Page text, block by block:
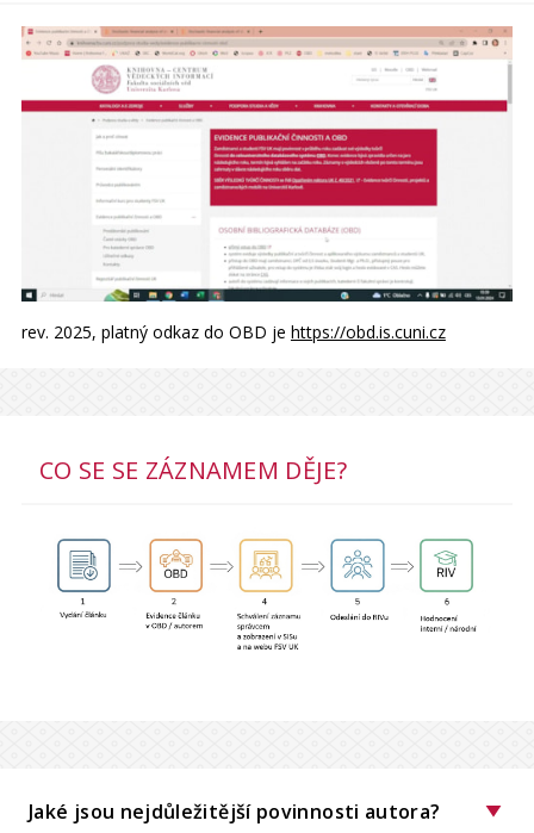
rev. 2025, platný odkaz do OBD je https://obd.is.cuni.cz
CO SE SE ZÁZNAMEM DĚJE?
Jaké jsou nejdůležitější povinnosti autora?